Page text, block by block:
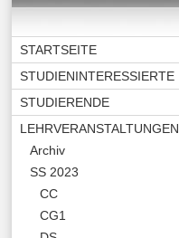
STARTSEITE
STUDIENINTERESSIERTE
STUDIERENDE
LEHRVERANSTALTUNGEN
Archiv
SS 2023
CC
CG1